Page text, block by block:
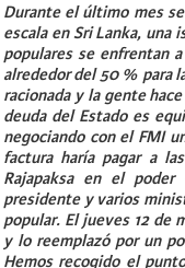
Durante el último mes
escala en Sri Lanka, una
populares se enfrentan
alrededor del 50 % para
racionada y la gente
deuda del Estado es
negociando con el FMI
factura haría pagar a
Rajapaksa en el
presidente y varios
popular. El jueves 12 de
y lo reemplazó por un
Hemos recogido el